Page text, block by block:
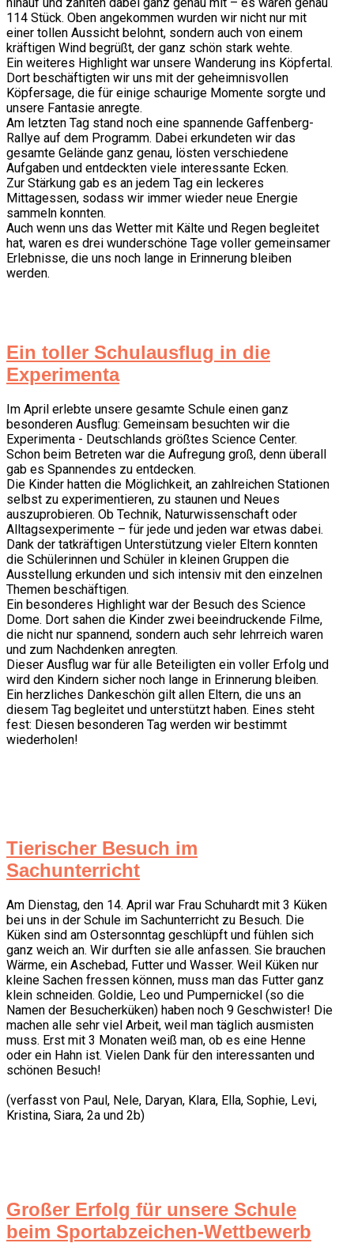
114 Stück. Oben angekommen wurden wir nicht nur mit
einer tollen Aussicht belohnt, sondern auch von einem
kräftigen Wind begrüßt, der ganz schön stark wehte.
Ein weiteres Highlight war unsere Wanderung ins Köpfertal.
Dort beschäftigten wir uns mit der geheimnisvollen
Köpfersage, die für einige schaurige Momente sorgte und
unsere Fantasie anregte.
Am letzten Tag stand noch eine spannende Gaffenberg-
Rallye auf dem Programm. Dabei erkundeten wir das
gesamte Gelände ganz genau, lösten verschiedene
Aufgaben und entdeckten viele interessante Ecken.
Zur Stärkung gab es an jedem Tag ein leckeres
Mittagessen, sodass wir immer wieder neue Energie
sammeln konnten.
Auch wenn uns das Wetter mit Kälte und Regen begleitet
hat, waren es drei wunderschöne Tage voller gemeinsamer
Erlebnisse, die uns noch lange in Erinnerung bleiben
werden.
Ein toller Schulausflug in die
Experimenta
Im April erlebte unsere gesamte Schule einen ganz
besonderen Ausflug: Gemeinsam besuchten wir die
Experimenta - Deutschlands größtes Science Center.
Schon beim Betreten war die Aufregung groß, denn überall
gab es Spannendes zu entdecken.
Die Kinder hatten die Möglichkeit, an zahlreichen Stationen
selbst zu experimentieren, zu staunen und Neues
auszuprobieren. Ob Technik, Naturwissenschaft oder
Alltagsexperimente – für jede und jeden war etwas dabei.
Dank der tatkräftigen Unterstützung vieler Eltern konnten
die Schülerinnen und Schüler in kleinen Gruppen die
Ausstellung erkunden und sich intensiv mit den einzelnen
Themen beschäftigen.
Ein besonderes Highlight war der Besuch des Science
Dome. Dort sahen die Kinder zwei beeindruckende Filme,
die nicht nur spannend, sondern auch sehr lehrreich waren
und zum Nachdenken anregten.
Dieser Ausflug war für alle Beteiligten ein voller Erfolg und
wird den Kindern sicher noch lange in Erinnerung bleiben.
Ein herzliches Dankeschön gilt allen Eltern, die uns an
diesem Tag begleitet und unterstützt haben. Eines steht
fest: Diesen besonderen Tag werden wir bestimmt
wiederholen!
Tierischer Besuch im
Sachunterricht
Am Dienstag, den 14. April war Frau Schuhardt mit 3 Küken
bei uns in der Schule im Sachunterricht zu Besuch. Die
Küken sind am Ostersonntag geschlüpft und fühlen sich
ganz weich an. Wir durften sie alle anfassen. Sie brauchen
Wärme, ein Aschebad, Futter und Wasser. Weil Küken nur
kleine Sachen fressen können, muss man das Futter ganz
klein schneiden. Goldie, Leo und Pumpernickel (so die
Namen der Besucherküken) haben noch 9 Geschwister! Die
machen alle sehr viel Arbeit, weil man täglich ausmisten
muss. Erst mit 3 Monaten weiß man, ob es eine Henne
oder ein Hahn ist. Vielen Dank für den interessanten und
schönen Besuch!
(verfasst von Paul, Nele, Daryan, Klara, Ella, Sophie, Levi,
Kristina, Siara, 2a und 2b)
Großer Erfolg für unsere Schule
beim Sportabzeichen-Wettbewerb